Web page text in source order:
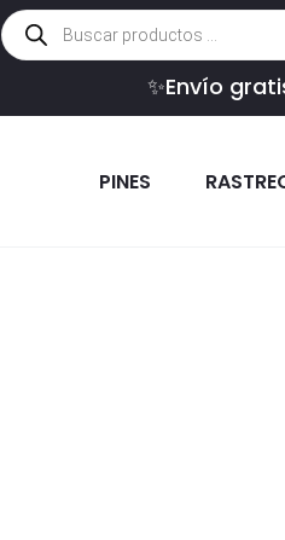
Búsqueda
de
productos
✨Envío
PINES